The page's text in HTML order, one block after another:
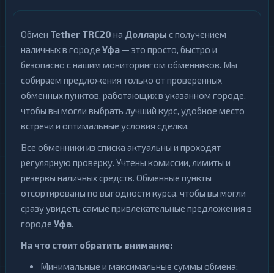
Обмен Tether TRC20 на Доллары с получением
наличных в городе Уфа — это просто, быстро и
безопасно с нашим мониторингом обменников. Мы
собираем предложения только от проверенных
обменных пунктов, работающих в указанном городе,
чтобы вы могли выбрать лучший курс, удобное место
встречи и оптимальные условия сделки.
Все обменники из списка актуальны и проходят
регулярную проверку. Учтены комиссии, лимиты и
резервы наличных средств. Обменные пункты
отсортированы по выгодности курса, чтобы вы могли
сразу увидеть самые привлекательные предложения в
городе Уфа.
На что стоит обратить внимание:
Минимальные и максимальные суммы обмена;